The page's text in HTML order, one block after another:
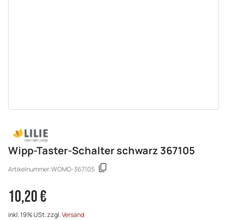
Wipp-Taster-Schalter schwarz 367105
Artikelnummer:WOMO-367105
10,20 €
inkl. 19% USt. zzgl.Versand